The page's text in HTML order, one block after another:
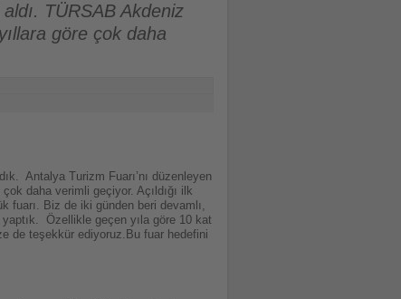
TÜRSAB Akdeniz
göre çok daha
Antalya Turizm Fuarı’nı düzenleyen
daha verimli geçiyor. Açıldığı ilk
fuarı. Biz de iki günden beri devamlı,
Özellikle geçen yıla göre 10 kat
de teşekkür ediyoruz.Bu fuar hedefini